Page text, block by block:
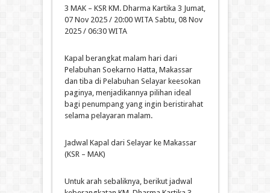
3 MAK – KSR KM. Dharma Kartika 3 Jumat,
07 Nov 2025 / 20:00 WITA Sabtu, 08 Nov
2025 / 06:30 WITA
Kapal berangkat malam hari dari
Pelabuhan Soekarno Hatta, Makassar
dan tiba di Pelabuhan Selayar keesokan
paginya, menjadikannya pilihan ideal
bagi penumpang yang ingin beristirahat
selama pelayaran malam.
Jadwal Kapal dari Selayar ke Makassar
(KSR – MAK)
Untuk arah sebaliknya, berikut jadwal